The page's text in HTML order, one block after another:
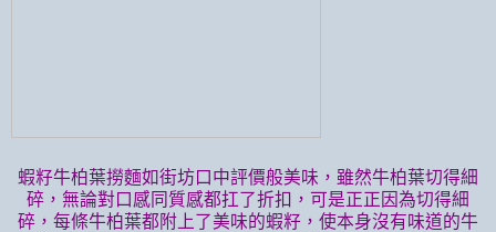
蝦籽牛柏葉撈麵如街坊口中評價般美味，雖然牛柏葉切得細
碎，無論對口感同質感都扛了折扣，可是正正因為切得細
碎，每條牛柏葉都附上了美味的蝦籽，使本身沒有味道的牛